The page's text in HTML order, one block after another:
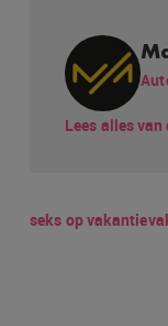
Lees alles
seks op vakantie